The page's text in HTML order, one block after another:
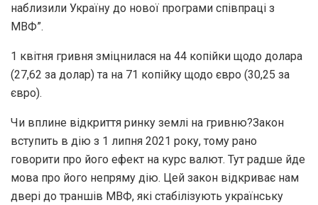
наблизили Україну до нової програми співпраці з
МВФ”.
1 квітня гривня зміцнилася на 44 копійки щодо долара
(27,62 за долар) та на 71 копійку щодо євро (30,25 за
євро).
Чи вплине відкриття ринку землі на гривню?Закон
вступить в дію з 1 липня 2021 року, тому рано
говорити про його ефект на курс валют. Тут радше йде
мова про його непряму дію. Цей закон відкриває нам
двері до траншів МВФ, які стабілізують українську